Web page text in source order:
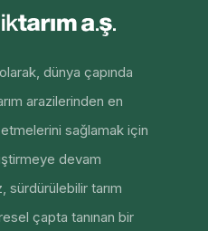
dünya çapında
arazilerinden en
sağlamak için
devam
sürdürülebilir tarım
çapta tanınan bir